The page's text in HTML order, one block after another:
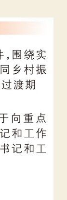
包
心
得
記
的
筆
記
（守
看